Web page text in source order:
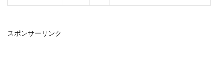
スポンサーリンク